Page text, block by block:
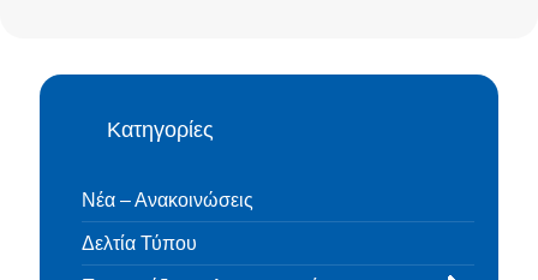
Κατηγορίες
Νέα – Ανακοινώσεις
Δελτία Τύπου